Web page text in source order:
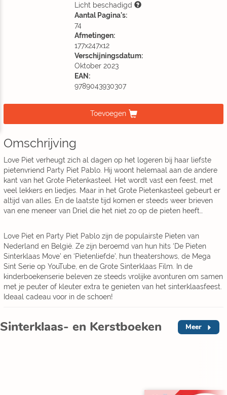
Licht beschadigd
Aantal Pagina's:
74
Afmetingen:
177x247x12
Verschijningsdatum:
Oktober 2023
EAN:
9789043930307
Toevoegen
Omschrijving
Love Piet verheugt zich al dagen op het logeren bij haar liefste
pietenvriend Party Piet Pablo. Hij woont helemaal aan de andere
kant van het Grote Pietenkasteel. Het wordt vast een feest, met
veel lekkers en liedjes. Maar in het Grote Pietenkasteel gebeurt er
altijd van alles. En de laatste tijd komen er steeds weer brieven
van ene meneer van Driel die het niet zo op de pieten heeft…
Love Piet en Party Piet Pablo zijn de populairste Pieten van
Nederland en België. Ze zijn beroemd van hun hits ‘De Pieten
Sinterklaas Move’ en ‘Pietenliefde’, hun theatershows, de Mega
Sint Serie op YouTube, en de Grote Sinterklaas Film. In de
kinderboekenserie beleven ze steeds vrolijke avonturen om samen
met je peuter of kleuter extra te genieten van het sinterklaasfeest.
Ideaal cadeau voor in de schoen!
Sinterklaas- en Kerstboeken Meer